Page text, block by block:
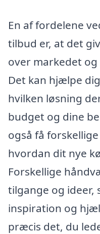
En af fordelene
tilbud er, at det
over markedet
Det kan hjælpe
hvilken løsning
budget og dine
også få
hvordan dit nye
Forskellige
tilgange og ideer,
inspiration og
præcis det, du